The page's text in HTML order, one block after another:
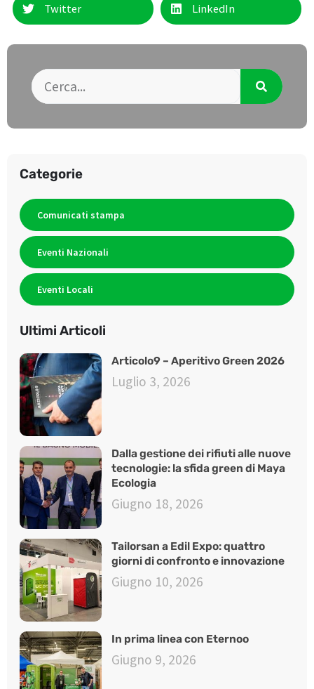
Twitter LinkedIn
Categorie
Comunicati stampa
Eventi Nazionali
Eventi Locali
Ultimi Articoli
Articolo9 – Aperitivo Green 2026
Luglio 3, 2026
Dalla gestione dei rifiuti alle nuove
tecnologie: la sfida green di Maya
Ecologia
Giugno 18, 2026
Tailorsan a Edil Expo: quattro
giorni di confronto e innovazione
Giugno 10, 2026
In prima linea con Eternoo
Giugno 9, 2026